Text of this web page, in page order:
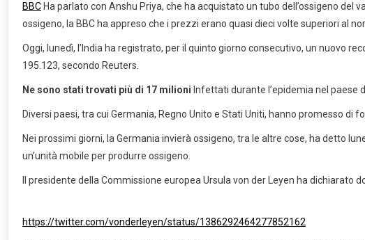
BBC Ha parlato con Anshu Priya, che ha acquistato un tubo dell’ossigeno
ossigeno, la BBC ha appreso che i prezzi erano quasi dieci volte superiori al
Oggi, lunedì, l’India ha registrato, per il quinto giorno consecutivo, un nuovo
195.123, secondo Reuters.
Ne sono stati trovati più di 17 milioni Infettati durante l’epidemia nel paese
Diversi paesi, tra cui Germania, Regno Unito e Stati Uniti, hanno promesso
Nei prossimi giorni, la Germania invierà ossigeno, tra le altre cose, ha detto
un’unità mobile per produrre ossigeno.
Il presidente della Commissione europea Ursula von der Leyen ha dichiarato
https://twitter.com/vonderleyen/status/1386292464277852162